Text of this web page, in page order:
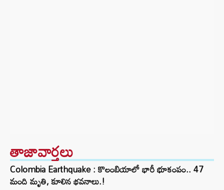
తాజావార్తలు
Colombia Earthquake : కొలంబియాలో భారీ భూకంపం.. 47
మంది మృతి, కూలిన భవనాలు.!